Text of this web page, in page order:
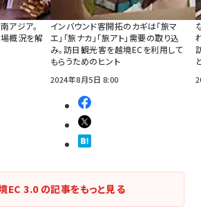
アジア。
場概況を解
インバウンド客開拓のカギは「旅マ
エ」「旅ナカ」「旅アト」需要の取り込
み。訪日観光客を越境ECを利用して
もらうためのヒント
2024年8月5日 8:00
EC 3.0 の記事をもっと見る